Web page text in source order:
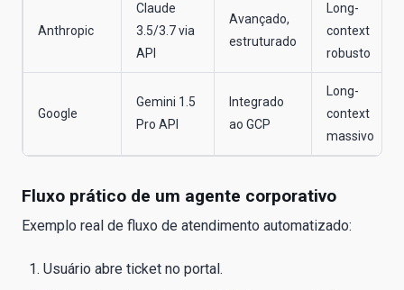
Anthropic
Claude
3.5/3.7 via
API
Avançado,
estruturado
Long-
context
robusto
Google
Gemini 1.5
Pro API
Integrado
ao GCP
Long-
context
massivo
Fluxo prático de um agente corporativo
Exemplo real de fluxo de atendimento automatizado:
Usuário abre ticket no portal.